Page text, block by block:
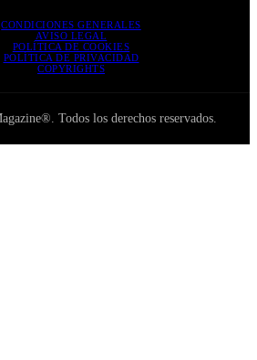
CONDICIONES GENERALES
AVISO LEGAL
POLÍTICA DE COOKIES
POLÍTICA DE PRIVACIDAD
COPYRIGHTS
Todos los derechos reservados.